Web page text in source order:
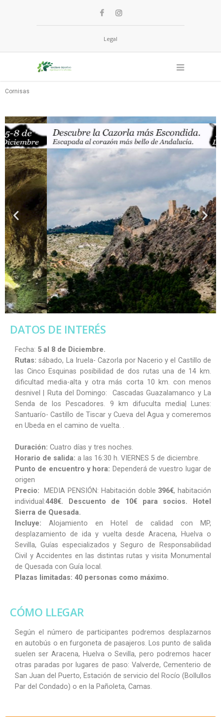
Legal
Cornisas
DATOS DE INTERÉS
Fecha: 5 al 8 de Diciembre.
Rutas: sábado, La Iruela- Cazorla por Nacerio y el Castillo de
las Cinco Esquinas posibilidad de dos rutas una de 14 km.
dificultad media-alta y otra más corta 10 km. con menos
desnivel | Ruta del Domingo: Cascadas Guazalamanco y La
Senda de los Pescadores. 9 km difuculta media| Lunes:
Santuarío- Castillo de Tiscar y Cueva del Agua y comeremos
en Ubeda en el camino de vuelta. .
Duración: Cuatro días y tres noches.
Horario de salida: a las 16:30 h. VIERNES 5 de diciembre.
Punto de encuentro y hora: Dependerá de vuestro lugar de
origen
Precio: MEDIA PENSIÓN: Habitación doble 396€, habitación
individual:448€. Descuento de 10€ para socios. Hotel
Sierra de Quesada.
Incluye: Alojamiento en Hotel de calidad con MP,
desplazamiento de ida y vuelta desde Aracena, Huelva o
Sevilla, Guías especializados y Seguro de Responsabilidad
Civil y Accidentes en las distintas rutas y visita Monumental
de Quesada con Guía local.
Plazas limitadas: 40 personas como máximo.
CÓMO LLEGAR
Según el número de participantes podremos desplazarnos
en autobús o en furgoneta de pasajeros. Los punto de salida
suelen ser Aracena, Huelva o Sevilla, pero podremos hacer
otras paradas por lugares de paso: Valverde, Cementerio de
San Juan del Puerto, Estación de servicio del Rocío (Bollullos
Par del Condado) o en la Pañoleta, Camas.